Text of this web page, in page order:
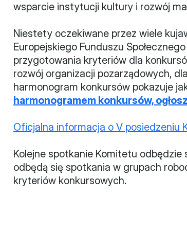
wsparcie instytucji kultury i rozwój
Niestety oczekiwane przez wiele
Europejskiego Funduszu
przygotowania kryteriów dla
rozwój organizacji pozarządowych,
harmonogram konkursów pokazuje
harmonogramem konkursów,
Oficjalna informacja o V posiedzeniu
Kolejne spotkanie Komitetu odbędzie
odbędą się spotkania w grupach
kryteriów konkursowych.